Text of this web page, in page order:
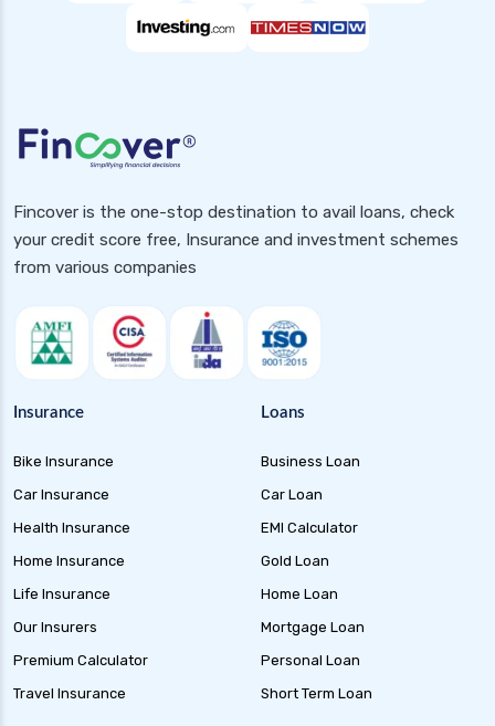
Fincover is the one-stop destination to avail loans, check
your credit score free, Insurance and investment schemes
from various companies
Insurance
Bike Insurance
Car Insurance
Health Insurance
Home Insurance
Life Insurance
Our Insurers
Premium Calculator
Travel Insurance
Loans
Business Loan
Car Loan
EMI Calculator
Gold Loan
Home Loan
Mortgage Loan
Personal Loan
Short Term Loan